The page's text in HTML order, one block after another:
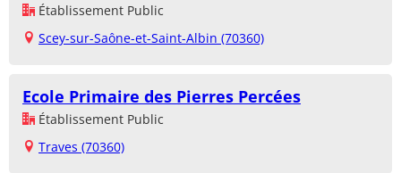
Établissement Public
Scey-sur-Saône-et-Saint-Albin (70360)
Ecole Primaire des Pierres Percées
Établissement Public
Traves (70360)